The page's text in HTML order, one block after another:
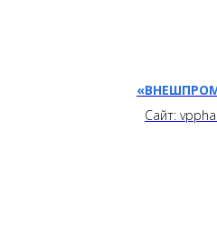
Сайт: